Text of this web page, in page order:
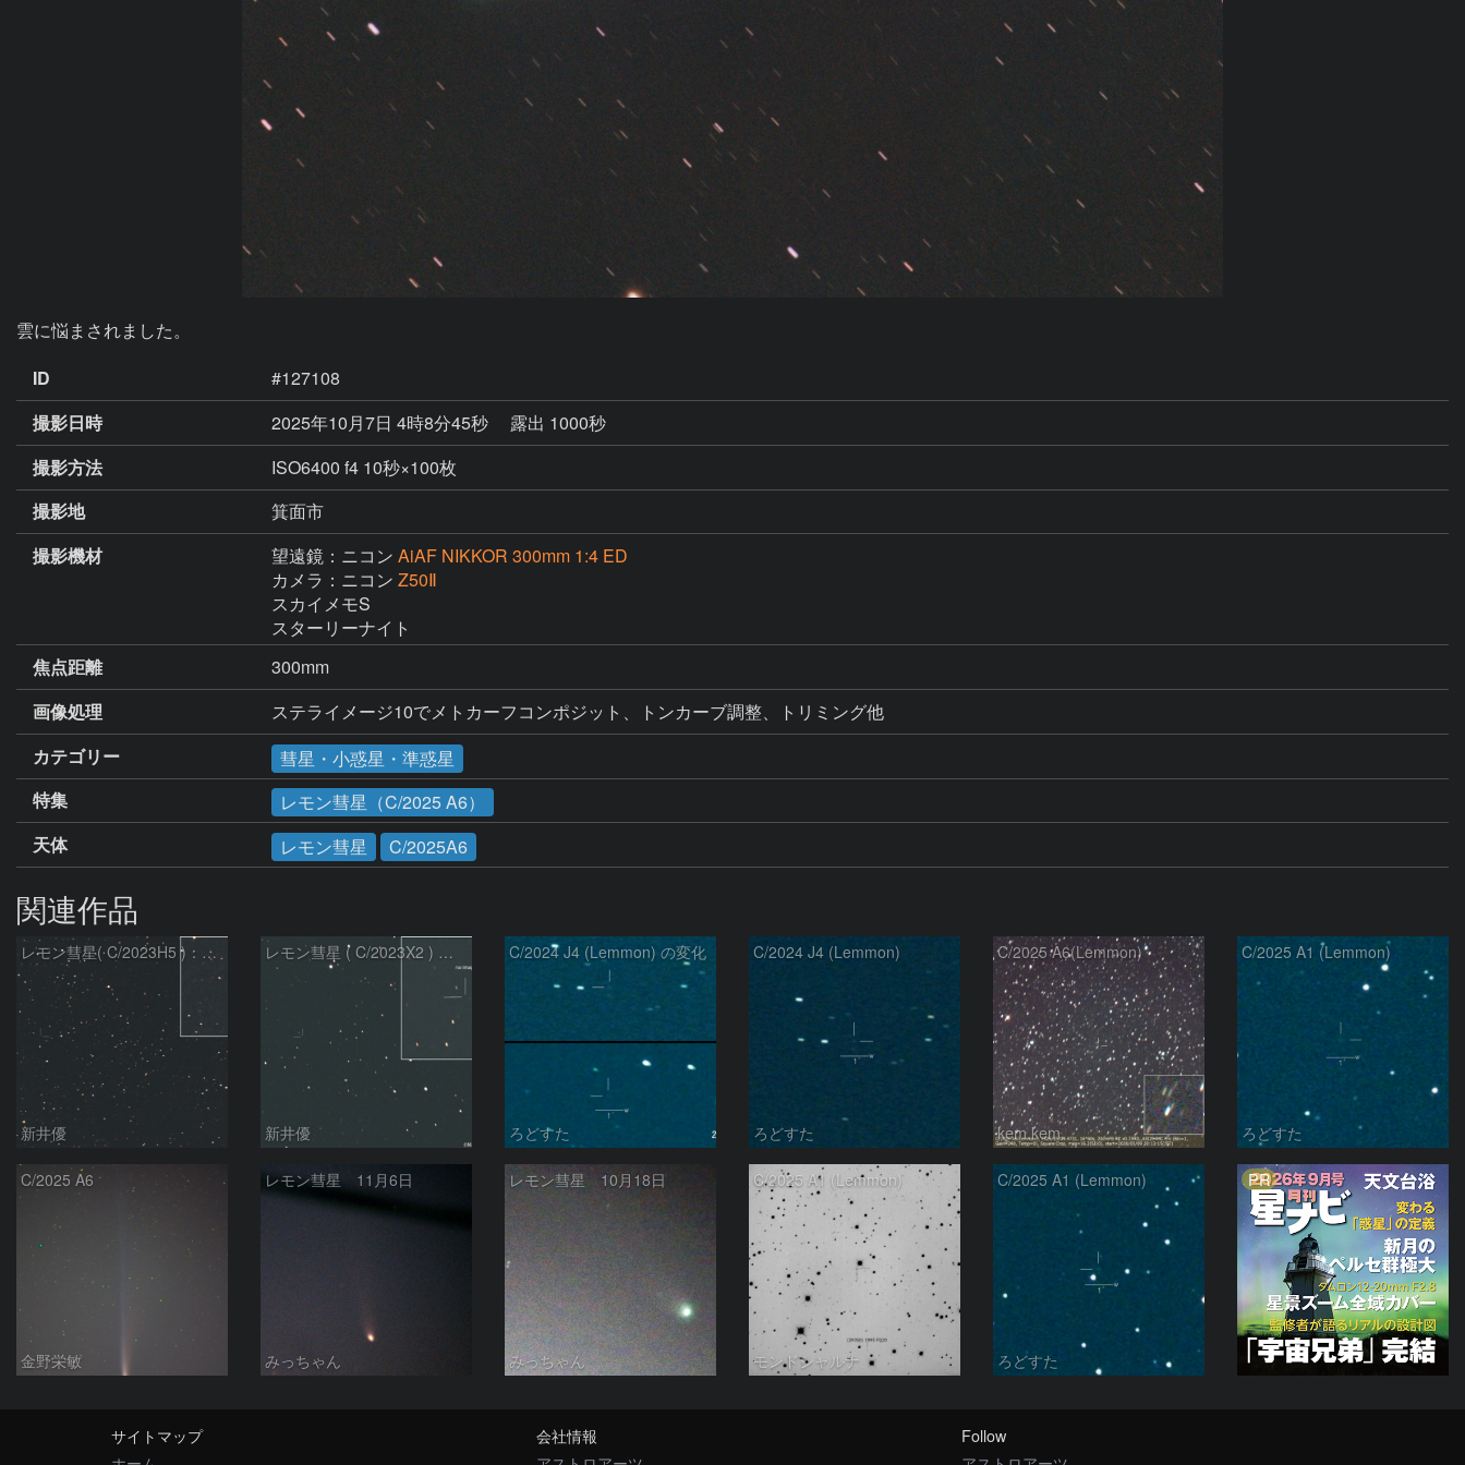
雲に悩まされました。
ID
#127108
撮影日時
2025年10月7日 4時8分45秒
露出 1000秒
撮影方法
ISO6400 f4 10秒×100枚
撮影地
箕面市
撮影機材
望遠鏡：ニコン AiAF NIKKOR 300mm 1:4 ED
カメラ：ニコン Z50Ⅱ
スカイメモS
スターリーナイト
焦点距離
300mm
画像処理
ステライメージ10でメトカーフコンポジット、トンカーブ調整、トリミング他
カテゴリー
彗星・小惑星・準惑星
特集
レモン彗星（C/2025 A6）
天体
レモン彗星 C/2025A6
関連作品
レモン彗星( C/2023H5 )：2026/05/20
新井優
レモン彗星 ( C/2023X2 ) の予報位置：2026/05/29
新井優
C/2024 J4 (Lemmon) の変化
ろどすた
C/2024 J4 (Lemmon)
ろどすた
C/2025 A6(Lemmon)
kem.kem
C/2025 A1 (Lemmon)
ろどすた
C/2025 A6
金野栄敏
レモン彗星 11月6日
みっちゃん
レモン彗星 10月18日
みっちゃん
C/2025 A1 (Lemmon)
モンドシャルナ
C/2025 A1 (Lemmon)
ろどすた
PR
サイトマップ
会社情報
Follow